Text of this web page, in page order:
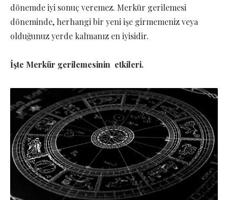
dönemde iyi sonuç veremez. Merkür gerilemesi
döneminde, herhangi bir yeni işe girmemeniz veya
olduğunuz yerde kalmanız en iyisidir.
İşte Merkür gerilemesinin etkileri.